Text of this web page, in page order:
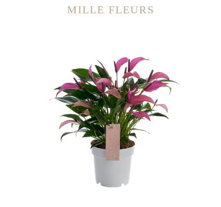
MILLE FLEURS